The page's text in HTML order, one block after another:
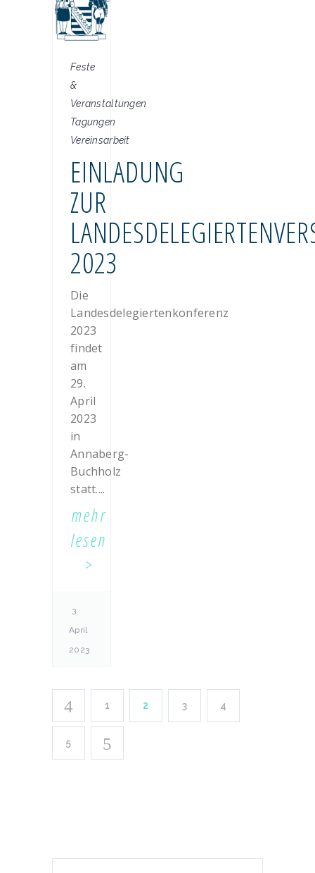
Feste
&
Veranstaltungen
Tagungen
Vereinsarbeit
EINLADUNG
ZUR
2023
Die
Landesdelegiertenkonferenz
2023
findet
am
29.
April
2023
in
Annaberg-
Buchholz
statt....
mehr
lesen
3.
April
2023
1 2 3 4
5